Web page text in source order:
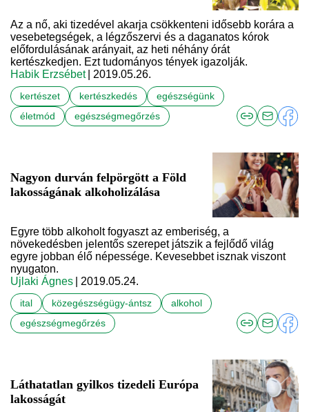
Az a nő, aki tizedével akarja csökkenteni idősebb korára a
vesebetegségek, a légzőszervi és a daganatos kórok
előfordulásának arányait, az heti néhány órát
kertészkedjen. Ezt tudományos tények igazolják.
Habik Erzsébet
| 2019.05.26.
kertészet kertészkedés
egészségünk
életmód
egészségmegőrzés
Nagyon durván felpörgött a Föld
lakosságának alkoholizálása
Egyre több alkoholt fogyaszt az emberiség, a
növekedésben jelentős szerepet játszik a fejlődő világ
egyre jobban élő népessége. Kevesebbet isznak viszont
nyugaton.
Ujlaki Ágnes
| 2019.05.24.
ital közegészségügy-ántsz
alkohol
egészségmegőrzés
Láthatatlan gyilkos tizedeli Európa
lakosságát